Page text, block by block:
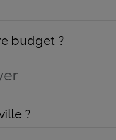
budget ?
?